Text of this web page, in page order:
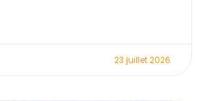
23 juillet 2026